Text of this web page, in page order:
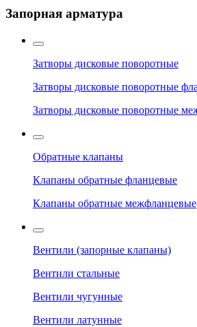
Запорная арматура
Затворы дисковые поворотные
Затворы дисковые поворотные
Затворы дисковые поворотные
Обратные клапаны
Клапаны обратные фланцевые
Клапаны обратные межфланцевые
Вентили (запорные клапаны)
Вентили стальные
Вентили чугунные
Вентили латунные